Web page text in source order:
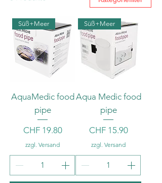
Versorgung Ihrer Aquarienbewohner.
Süß+Meer
AquaMedic food
pipe
Preis
CHF 19.80
zzgl. Versand
Süß+Meer
Aqua Medic food
pipe
Preis
CHF 15.90
zzgl. Versand